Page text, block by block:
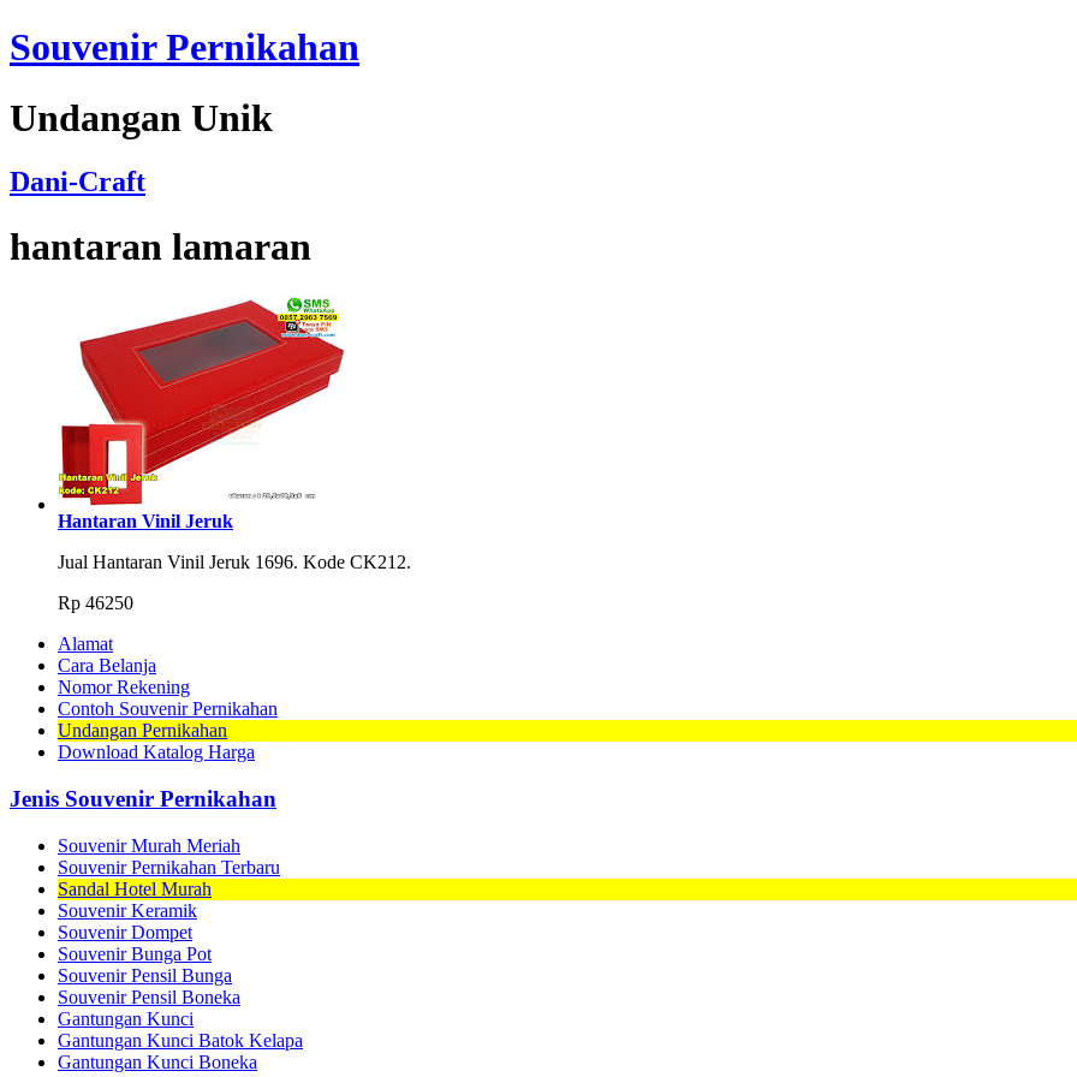
Souvenir Pernikahan
Undangan Unik
Dani-Craft
hantaran lamaran
Hantaran Vinil Jeruk
Jual Hantaran Vinil Jeruk 1696. Kode CK212.
Rp 46250
Alamat
Cara Belanja
Nomor Rekening
Contoh Souvenir Pernikahan
Undangan Pernikahan
Download Katalog Harga
Jenis Souvenir Pernikahan
Souvenir Murah Meriah
Souvenir Pernikahan Terbaru
Sandal Hotel Murah
Souvenir Keramik
Souvenir Dompet
Souvenir Bunga Pot
Souvenir Pensil Bunga
Souvenir Pensil Boneka
Gantungan Kunci
Gantungan Kunci Batok Kelapa
Gantungan Kunci Boneka